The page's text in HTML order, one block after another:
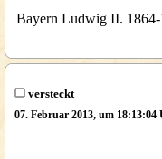
Bayern Ludwig II.
versteckt
07. Februar 2013, um 18:13:04